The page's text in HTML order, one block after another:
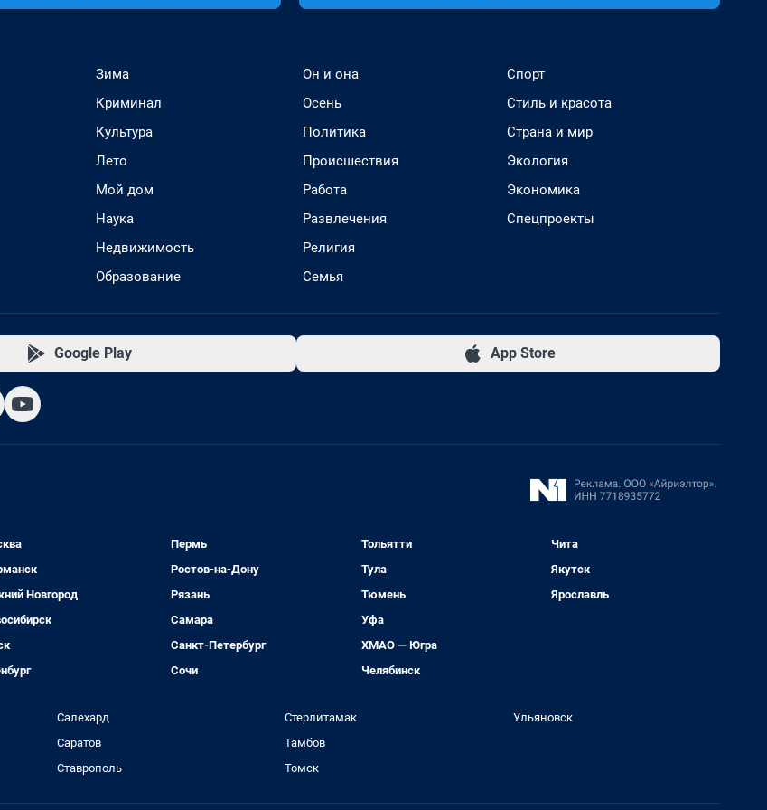
Зима
Криминал
Культура
Лето
Мой дом
Наука
Недвижимость
Образование
Он и она
Осень
Политика
Происшествия
Работа
Развлечения
Религия
Семья
Спорт
Стиль и красота
Страна и мир
Экология
Экономика
Спецпроекты
Google Play App Store
Новгород
Пермь
Ростов-на-Дону
Рязань
Самара
Санкт-Петербург
Сочи
Тольятти
Тула
Тюмень
Уфа
ХМАО — Югра
Челябинск
Чита
Якутск
Ярославль
Салехард
Саратов
Ставрополь
Стерлитамак
Тамбов
Томск
Ульяновск